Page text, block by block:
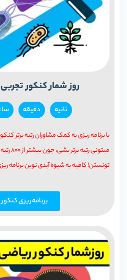
روز شمار کنکور تجربی 1405 تیر ماه :
دقيقه ثانیه‌
با برنامه ریزی به کمک مشاوران رتبه برتر
تونستن! کافیه به شیوه آیدی نوین برنامه
برنامه ریزی